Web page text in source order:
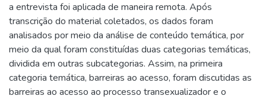
a entrevista foi aplicada de maneira remota. Após
transcrição do material coletados, os dados foram
analisados por meio da análise de conteúdo temática, por
meio da qual foram constituídas duas categorias temáticas,
dividida em outras subcategorias. Assim, na primeira
categoria temática, barreiras ao acesso, foram discutidas as
barreiras ao acesso ao processo transexualizador e o